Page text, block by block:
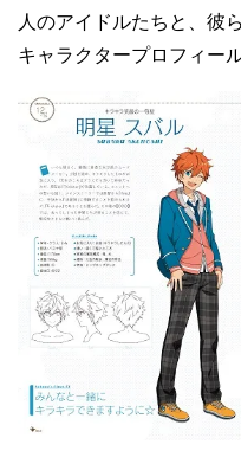
人のアイドルたちと、彼
キャラクタープロフィー